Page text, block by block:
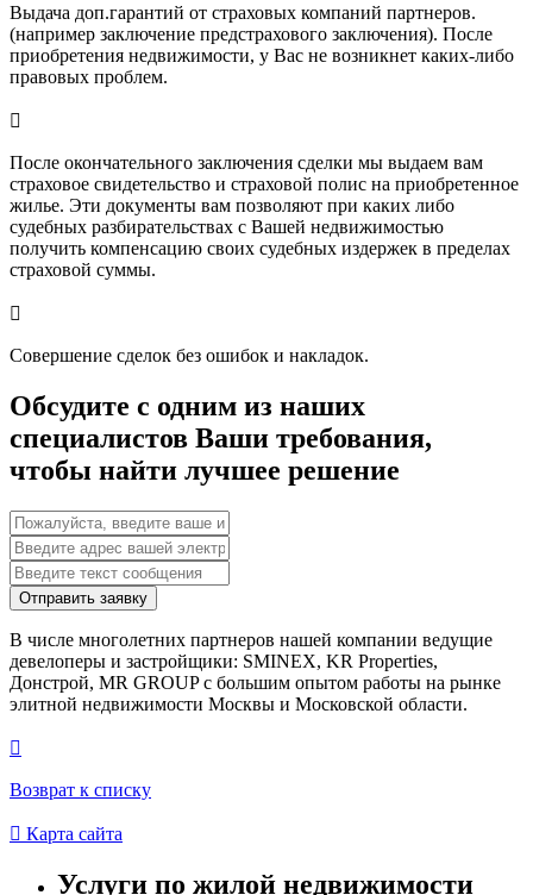
Выдача доп.гарантий от страховых компаний партнеров.
(например заключение предстрахового заключения). После
приобретения недвижимости, у Вас не возникнет каких-либо
правовых проблем.

После окончательного заключения сделки мы выдаем вам
страховое свидетельство и страховой полис на приобретенное
жилье. Эти документы вам позволяют при каких либо
судебных разбирательствах с Вашей недвижимостью
получить компенсацию своих судебных издержек в пределах
страховой суммы.

Совершение сделок без ошибок и накладок.
Обсудите с одним из наших
специалистов Ваши требования,
чтобы найти лучшее решение
Отправить заявку
В числе многолетних партнеров нашей компании ведущие
девелоперы и застройщики: SMINEX, KR Properties,
Донстрой, MR GROUP c большим опытом работы на рынке
элитной недвижимости Москвы и Московской области.

Возврат к списку
 Карта сайта
Услуги по жилой недвижимости